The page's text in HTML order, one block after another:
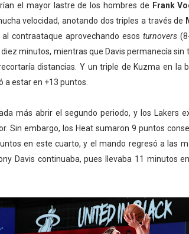
el mayor lastre de los hombres de Frank
velocidad, anotando dos triples a través de
contraataque aprovechando esos turnovers
minutos, mientras que Davis permanecía sin
distancias. Y un triple de Kuzma en la
a estar en +13 puntos.
más abrir el segundo periodo, y los Lakers
Sin embargo, los Heat sumaron 9 puntos
en este cuarto, y el mando regresó a las
Davis continuaba, pues llevaba 11 minutos